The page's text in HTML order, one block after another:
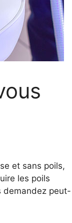
et sans poils,
les poils
demandez peut-